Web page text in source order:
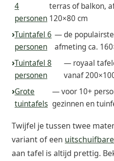
4
personen
terras of balkon,
120×80 cm
Tuintafel 6
personen
— de
afmeting ca.
Tuintafel 8
personen
— royaal
vanaf
Grote
tuintafels
— voor 10+
gezinnen en
Twijfel je tussen twee
variant of een
aan tafel is altijd prettig.